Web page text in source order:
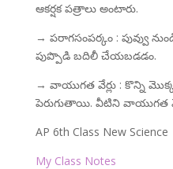
ఆకర్షక పత్రాలు అంటారు.
→ పరాగసంపర్కం : పువ్వు
పుప్పొడి బదిలీ చేయబడడం.
→ వాయుగత వేర్లు : కొన్ని
పెరుగుతాయి. వీటిని వాయుగత
AP 6th Class New Science
My Class Notes